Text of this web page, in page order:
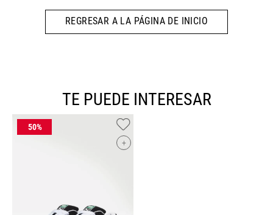
REGRESAR A LA PÁGINA DE INICIO
TE PUEDE INTERESAR
+